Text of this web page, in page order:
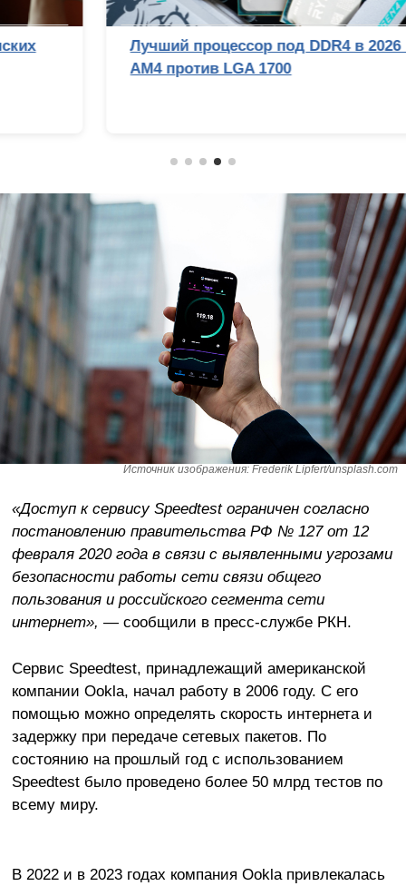
Лучший процессор под DDR4 в 2026 году:
AM4 против LGA 1700
Источник изображения: Frederik Lipfert/unsplash.com
«Доступ к сервису Speedtest ограничен согласно
постановлению правительства РФ № 127 от 12
февраля 2020 года в связи с выявленными угрозами
безопасности работы сети связи общего
пользования и российского сегмента сети
интернет», — сообщили в пресс-службе РКН.
Сервис Speedtest, принадлежащий американской
компании Ookla, начал работу в 2006 году. С его
помощью можно определять скорость интернета и
задержку при передаче сетевых пакетов. По
состоянию на прошлый год с использованием
Speedtest было проведено более 50 млрд тестов по
всему миру.
В 2022 и в 2023 годах компания Ookla привлекалась